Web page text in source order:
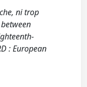
ni trop
: European